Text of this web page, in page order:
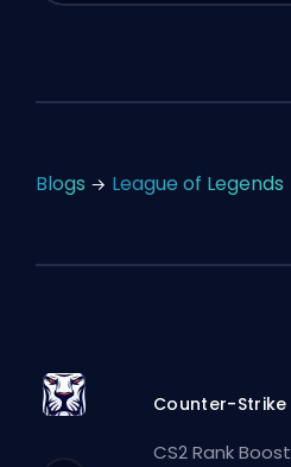
Blogs League of Legends
Counter-Strike
CS2 Rank Boost